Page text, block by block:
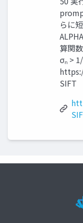
らに
算関
σₙ >
SIFT